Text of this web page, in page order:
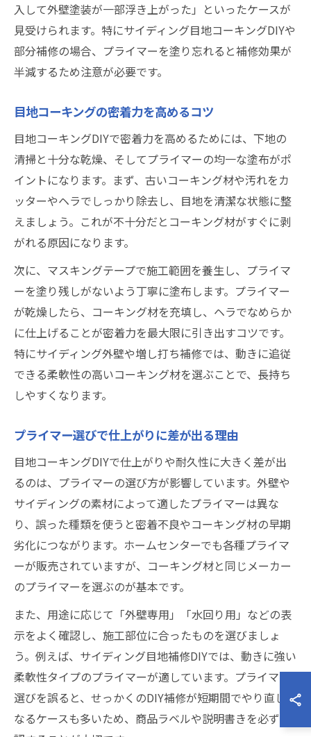
入して外壁塗装が一部浮き上がった」といったケースが
見受けられます。特にサイディング目地コーキングDIYや
部分補修の場合、プライマーを塗り忘れると補修効果が
半減するため注意が必要です。
目地コーキングの密着力を高めるコツ
目地コーキングDIYで密着力を高めるためには、下地の
清掃と十分な乾燥、そしてプライマーの均一な塗布がポ
イントになります。まず、古いコーキング材や汚れをカ
ッターやヘラでしっかり除去し、目地を清潔な状態に整
えましょう。これが不十分だとコーキング材がすぐに剥
がれる原因になります。
次に、マスキングテープで施工範囲を養生し、プライマ
ーを塗り残しがないよう丁寧に塗布します。プライマー
が乾燥したら、コーキング材を充填し、ヘラでなめらか
に仕上げることが密着力を最大限に引き出すコツです。
特にサイディング外壁や増し打ち補修では、動きに追従
できる柔軟性の高いコーキング材を選ぶことで、長持ち
しやすくなります。
プライマー選びで仕上がりに差が出る理由
目地コーキングDIYで仕上がりや耐久性に大きく差が出
るのは、プライマーの選び方が影響しています。外壁や
サイディングの素材によって適したプライマーは異な
り、誤った種類を使うと密着不良やコーキング材の早期
劣化につながります。ホームセンターでも各種プライマ
ーが販売されていますが、コーキング材と同じメーカー
のプライマーを選ぶのが基本です。
また、用途に応じて「外壁専用」「水回り用」などの表
示をよく確認し、施工部位に合ったものを選びましょ
う。例えば、サイディング目地補修DIYでは、動きに強い
柔軟性タイプのプライマーが適しています。プライマー
選びを誤ると、せっかくのDIY補修が短期間でやり直しに
なるケースも多いため、商品ラベルや説明書きを必ず確